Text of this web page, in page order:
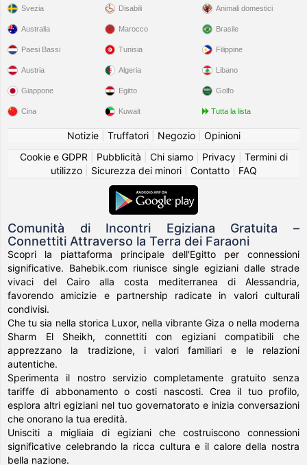
Svezia Disabili Animali domestici
Australia
Paesi Bassi
Austria
Giappone
Cina
Marocco
Tunisia
Algeria
Egitto
Kuwait
Brasile
Filippine
Libano
Golfo
Tutta la lista
Notizie| Truffatori| Negozio| Opinioni
Cookie e GDPR
Pubblicità Chi siamo| Privacy| Termini di
utilizzo| Sicurezza dei minori| Contatto| FAQ
Comunità di Incontri Egiziana Gratuita –
Connettiti Attraverso la Terra dei Faraoni
Scopri la piattaforma principale dell'Egitto per connessioni
significative. Bahebik.com riunisce single egiziani dalle strade
vivaci del Cairo alla costa mediterranea di Alessandria,
favorendo amicizie e partnership radicate in valori culturali
condivisi.
Che tu sia nella storica Luxor, nella vibrante Giza o nella moderna
Sharm El Sheikh, connettiti con egiziani compatibili che
apprezzano la tradizione, i valori familiari e le relazioni
autentiche.
Sperimenta il nostro servizio completamente gratuito senza
tariffe di abbonamento o costi nascosti. Crea il tuo profilo,
esplora altri egiziani nel tuo governatorato e inizia conversazioni
che onorano la tua eredità.
Unisciti a migliaia di egiziani che costruiscono connessioni
significative celebrando la ricca cultura e il calore della nostra
bella nazione.